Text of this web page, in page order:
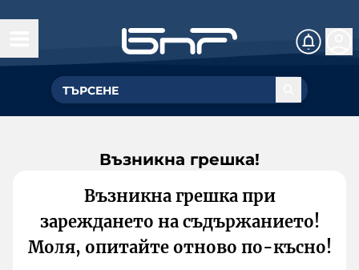
Възникна грешка!
Възникна грешка при
зареждането на съдържанието!
Моля, опитайте отново по-късно!